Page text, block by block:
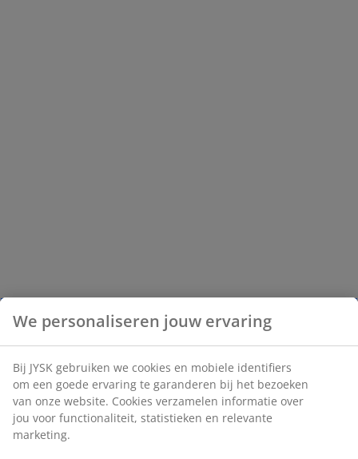
We personaliseren jouw ervaring
Bij JYSK gebruiken we cookies en mobiele identifiers
om een goede ervaring te garanderen bij het bezoeken
van onze website. Cookies verzamelen informatie over
jou voor functionaliteit, statistieken en relevante
marketing.